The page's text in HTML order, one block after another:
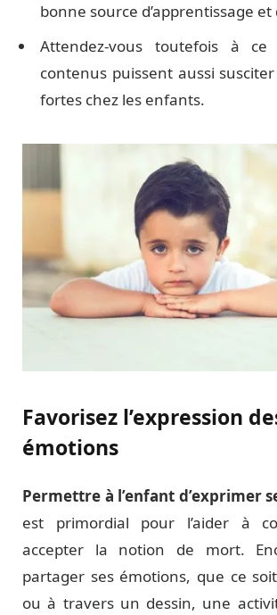
bonne source d’apprentissage
Attendez-vous toutefois à
contenus puissent aussi
fortes chez les enfants.
Favorisez l’expression
émotions
Permettre à l’enfant d’exprimer
est primordial pour l’aider à
accepter la notion de mort.
partager ses émotions, que ce
ou à travers un dessin, une